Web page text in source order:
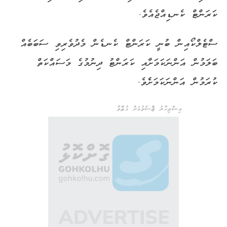
ކަރަންޓް ކެނޑިއްޖެއެވެ.
ސްޓެލްކޯއިން ބުނީ ކަރަންޓް ކެނޑެން މެދުވެރިވި ސަބަބެއް
ބަލަމުން އަންނަކަމަށާއި ކަރަންޓު ދިނުމުގެ މަސައްކަތް
ކުރަމުން އަންނަކަމަށެެވެ.
އިޝްތިހާރު ޖެއްސެވުމަށް ގުޅުއްވާ